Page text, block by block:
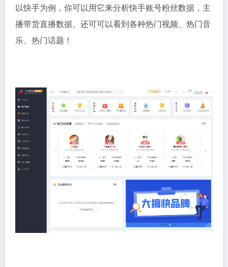
以快手为例，你可以用它来分析快手账号粉丝数据，主
播带货直播数据。还可可以看到各种热门视频、热门音
乐、热门话题！